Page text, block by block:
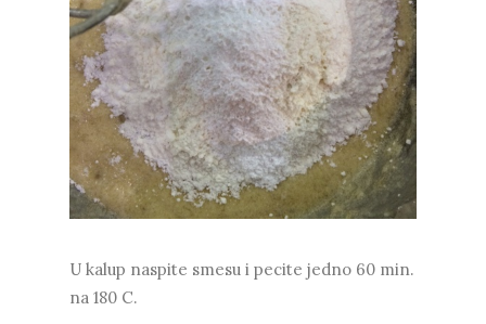
U kalup naspite smesu i pecite jedno 60 min.
na 180 C.